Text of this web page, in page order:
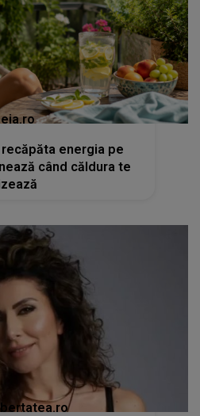
energia pe
când căldura te